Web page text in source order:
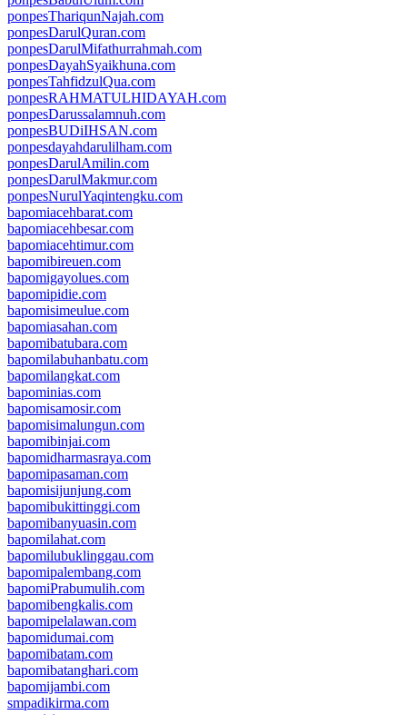
ponpesThariqunNajah.com
ponpesDarulQuran.com
ponpesDarulMifathurrahmah.com
ponpesDayahSyaikhuna.com
ponpesTahfidzulQua.com
ponpesRAHMATULHIDAYAH.com
ponpesDarussalamnuh.com
ponpesBUDiIHSAN.com
ponpesdayahdarulilham.com
ponpesDarulAmilin.com
ponpesDarulMakmur.com
ponpesNurulYaqintengku.com
bapomiacehbarat.com
bapomiacehbesar.com
bapomiacehtimur.com
bapomibireuen.com
bapomigayolues.com
bapomipidie.com
bapomisimeulue.com
bapomiasahan.com
bapomibatubara.com
bapomilabuhanbatu.com
bapomilangkat.com
bapominias.com
bapomisamosir.com
bapomisimalungun.com
bapomibinjai.com
bapomidharmasraya.com
bapomipasaman.com
bapomisijunjung.com
bapomibukittinggi.com
bapomibanyuasin.com
bapomilahat.com
bapomilubuklinggau.com
bapomipalembang.com
bapomiPrabumulih.com
bapomibengkalis.com
bapomipelalawan.com
bapomidumai.com
bapomibatam.com
bapomibatanghari.com
bapomijambi.com
smpadikirma.com